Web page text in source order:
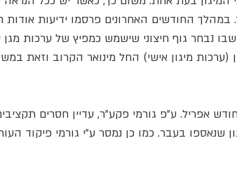
החודשים האחרונים פרסמו ידיעות אודות
שאמורה להתחיל בינואר 2010. נערך מכרז שבו נבחר גוף חיצוני שישמש כמפיץ של
אפריל. ע"פ גורמי פקע"ר, עדיין חסרים
שנאספו בעבר. כמו כן נמסר ע"י גורמי פיקוד